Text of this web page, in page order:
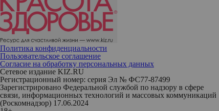
Политика конфиденциальности
Пользовательское соглашение
Согласие на обработку персональных данных
Сетевое издание KIZ.RU
Регистрационный номер: серия Эл № ФС77-87499
Зарегистрировано Федеральной службой по надзору в сфере
связи, информационных технологий и массовых коммуникаций
(Роскомнадзор) 17.06.2024